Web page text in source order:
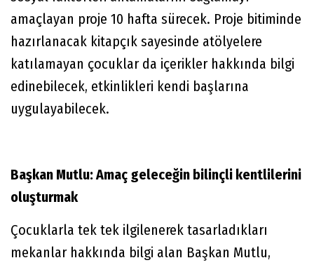
amaçlayan proje 10 hafta sürecek. Proje bitiminde
hazırlanacak kitapçık sayesinde atölyelere
katılamayan çocuklar da içerikler hakkında bilgi
edinebilecek, etkinlikleri kendi başlarına
uygulayabilecek.
Başkan Mutlu: Amaç geleceğin bilinçli kentlilerini
oluşturmak
Çocuklarla tek tek ilgilenerek tasarladıkları
mekanlar hakkında bilgi alan Başkan Mutlu,